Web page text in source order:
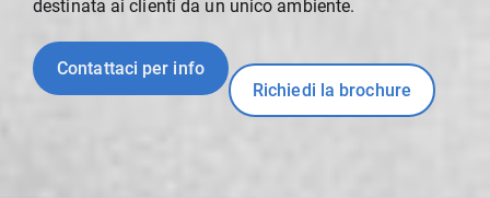
destinata ai clienti da un unico ambiente.
Contattaci per info
Richiedi la brochure